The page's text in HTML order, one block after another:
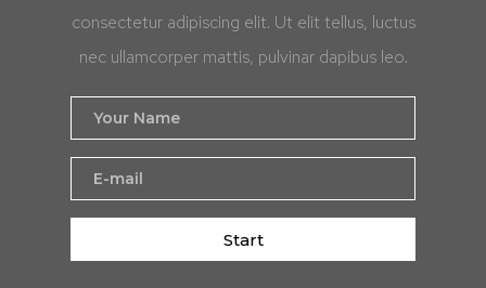
consectetur adipiscing elit. Ut elit tellus, luctus
nec ullamcorper mattis, pulvinar dapibus leo.
Start